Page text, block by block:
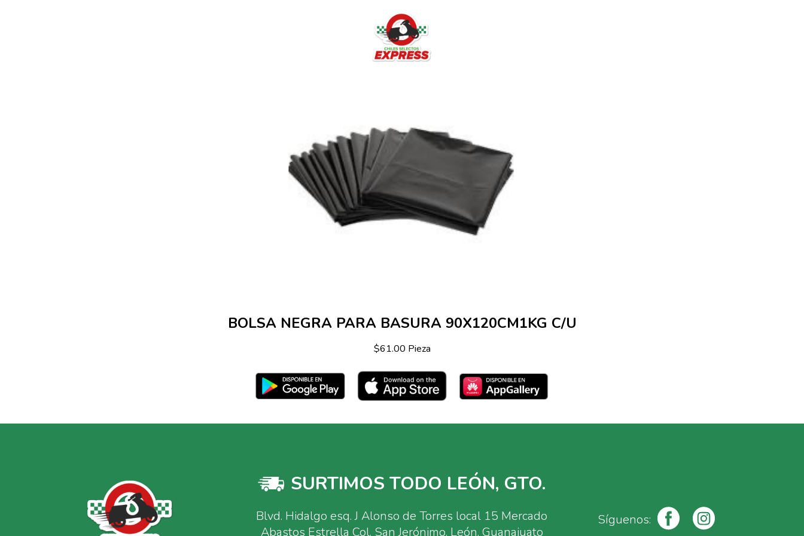
BOLSA NEGRA PARA BASURA 90X120CM1KG C/U
$61.00 Pieza
SURTIMOS TODO LEÓN, GTO.
Blvd. Hidalgo esq. J Alonso de Torres local 15 Mercado
Abastos Estrella Col. San Jerónimo, León, Guanajuato
Síguenos: